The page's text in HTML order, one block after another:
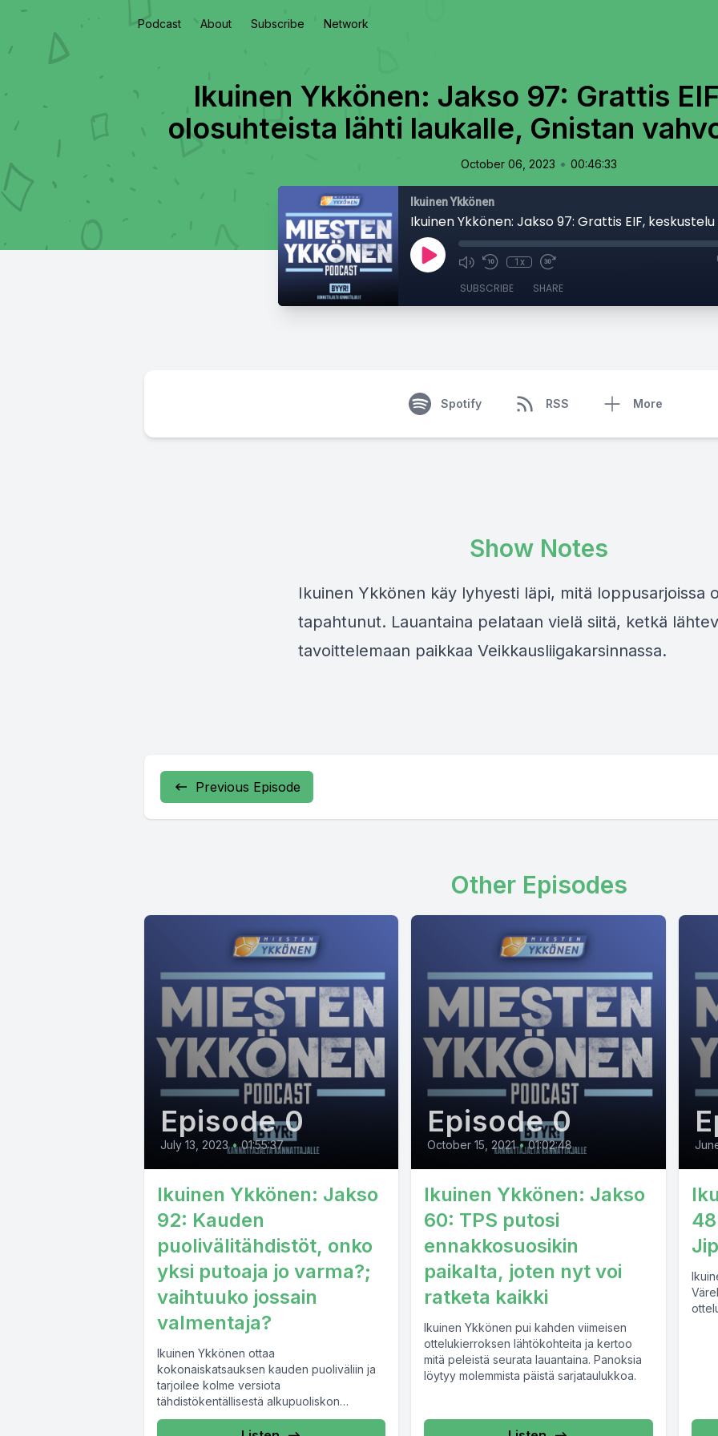
Podcast About Subscribe Network
Ikuinen Ykkönen: Jakso 97: Grattis
olosuhteista lähti laukalle, Gnistan
October 06, 2023 • 00:46:33
Ikuinen Ykkönen
1x
SUBSCRIBE SHARE
Spotify RSS More
Show Notes
Ikuinen Ykkönen käy lyhyesti läpi, mitä loppusarjoissa
tapahtunut. Lauantaina pelataan vielä siitä, ketkä
tavoittelemaan paikkaa Veikkausliigakarsinnassa.
Previous Episode
Other Episodes
Episode 0
July 13, 2023 • 01:55:37
Ikuinen Ykkönen: Jakso
92: Kauden
puolivälitähdistöt, onko
yksi putoaja jo varma?;
vaihtuuko jossain
valmentaja?
Ikuinen Ykkönen ottaa
kokonaiskatsauksen kauden puoliväliin ja
tarjoilee kolme versiota
tähdistökentällisestä alkupuoliskon
perusteella. Joukkueiden mahdollisuudet
Episode 0
October 15, 2021 • 01:02:48
Ikuinen Ykkönen: Jakso
60: TPS putosi
ennakkosuosikin
paikalta, joten nyt voi
ratketa kaikki
Ikuinen Ykkönen pui kahden viimeisen
ottelukierroksen lähtökohteita ja kertoo
mitä peleistä seurata lauantaina. Panoksia
löytyy molemmista päistä sarjataulukkoa.